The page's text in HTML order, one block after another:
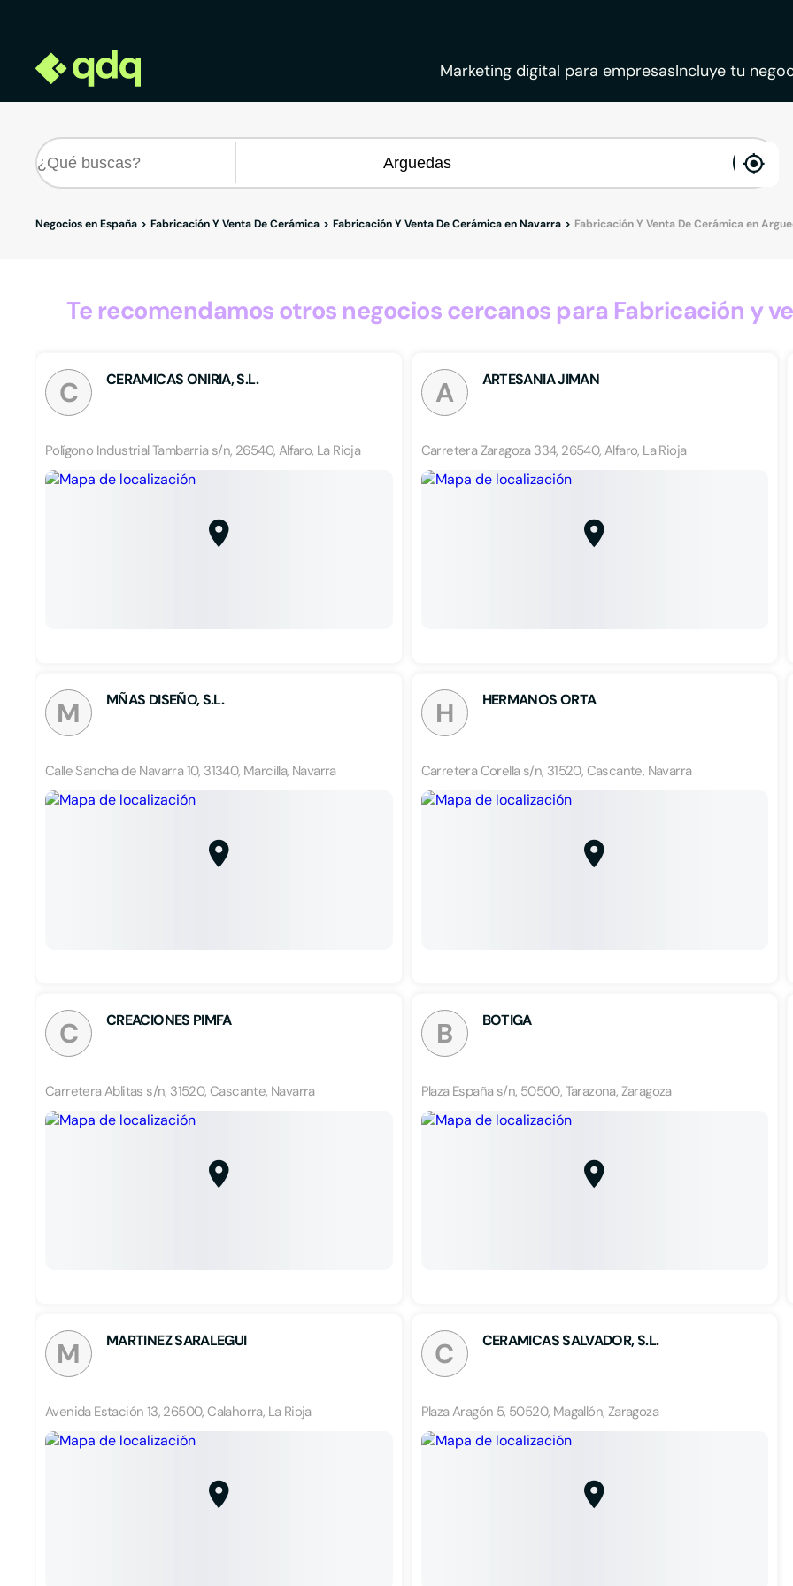
Marketing digital para empresasIncluye tu
Negocios en España Fabricación Y Venta De Cerámica Fabricación Y Venta De Cerámica en Navarra Fabricación Y Venta De Cerámica en
Te recomendamos otros negocios cercanos para Fabricación y
C CERAMICAS ONIRIA, S.L.
Polígono Industrial Tambarria s/n, 26540, Alfaro, La Rioja
A ARTESANIA JIMAN
Carretera Zaragoza 334, 26540, Alfaro, La Rioja
M MÑAS DISEÑO, S.L.
Calle Sancha de Navarra 10, 31340, Marcilla, Navarra
H HERMANOS ORTA
Carretera Corella s/n, 31520, Cascante, Navarra
C CREACIONES PIMFA
Carretera Ablitas s/n, 31520, Cascante, Navarra
B BOTIGA
Plaza España s/n, 50500, Tarazona, Zaragoza
M MARTINEZ SARALEGUI
Avenida Estación 13, 26500, Calahorra, La Rioja
C CERAMICAS SALVADOR, S.L.
Plaza Aragón 5, 50520, Magallón, Zaragoza